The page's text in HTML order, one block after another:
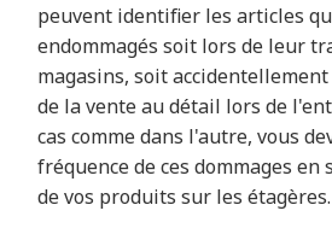
peuvent identifier les articles
endommagés soit lors de leur
magasins, soit
de la vente au détail lors de
cas comme dans l'autre, vous
fréquence de ces dommages en
de vos produits sur les étagères.